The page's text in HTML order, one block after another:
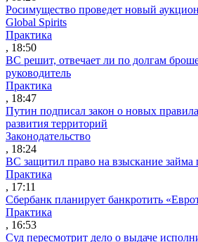
Росимущество проведет новый
Global Spirits
Практика
, 18:50
ВС решит, отвечает ли по долгам
руководитель
Практика
, 18:47
Путин подписал закон о новых
развития территорий
Законодательство
, 18:24
ВС защитил право на взыскание займа
Практика
, 17:11
Сбербанк планирует банкротить
Практика
, 16:53
Суд пересмотрит дело о выдаче